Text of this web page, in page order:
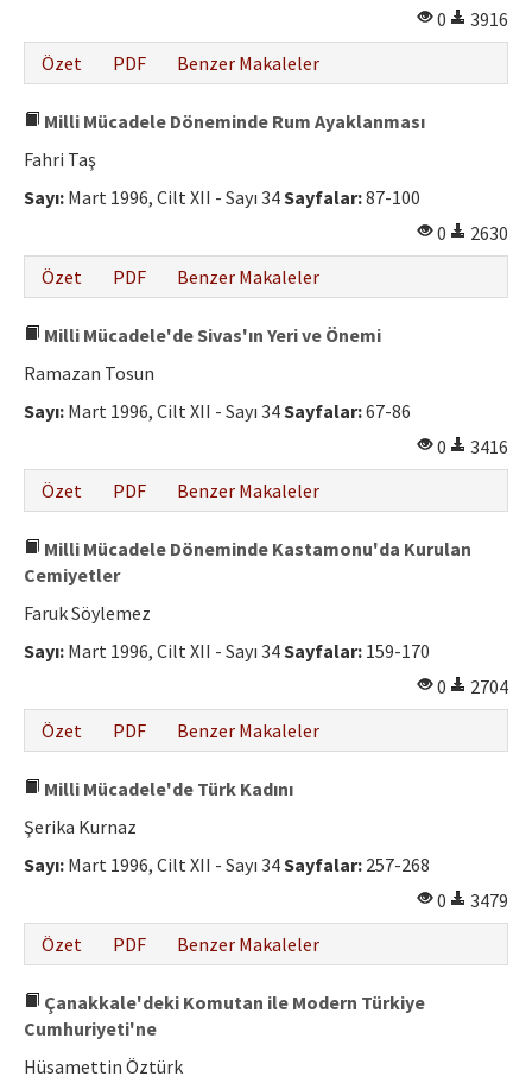
0
3916
Özet
PDF Benzer Makaleler
Milli Mücadele Döneminde Rum Ayaklanması
Fahri Taş
Sayı: Mart 1996, Cilt XII - Sayı 34Sayfalar:87-100
0
2630
Özet
PDF Benzer Makaleler
Milli Mücadele'de Sivas'ın Yeri ve Önemi
Ramazan Tosun
Sayı: Mart 1996, Cilt XII - Sayı 34Sayfalar:67-86
0
3416
Özet
PDF Benzer Makaleler
Milli Mücadele Döneminde Kastamonu'da Kurulan
Cemiyetler
Faruk Söylemez
Sayı: Mart 1996, Cilt XII - Sayı 34Sayfalar: 159-170
0
2704
Özet
PDF Benzer Makaleler
Milli Mücadele'de Türk Kadını
Şerika Kurnaz
Sayı: Mart 1996, Cilt XII - Sayı 34Sayfalar: 257-268
0
3479
Özet
PDF Benzer Makaleler
Çanakkale'deki Komutan ile Modern Türkiye
Cumhuriyeti'ne
Hüsamettin Öztürk